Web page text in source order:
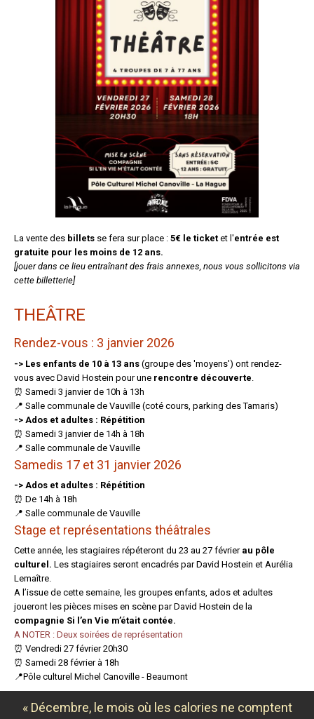
La vente des billets se fera sur place : 5€ le ticket et l'entrée est
gratuite pour les moins de 12 ans.
[jouer dans ce lieu entraînant des frais annexes, nous vous sollicitons via
cette billetterie]
THEÂTRE
Rendez-vous : 3 janvier 2026
-> Les enfants de 10 à 13 ans (groupe des 'moyens') ont rendez-
vous avec David Hostein pour une rencontre découverte
⏰ Samedi 3 janvier de 10h à 13h
📍 Salle communale de Vauville (coté cours, parking des Tamaris)
-> Ados et adultes : Répétition
⏰ Samedi 3 janvier de 14h à 18h
📍 Salle communale de Vauville
Samedis 17 et 31 janvier 2026
-> Ados et adultes : Répétition
⏰ De 14h à 18h
📍 Salle communale de Vauville
Stage et représentations théâtrales
Cette année, les stagiaires répéteront du 23 au 27 février au pôle
culturel. Les stagiaires seront encadrés par David Hostein et Aurélia
Lemaître.
A l’issue de cette semaine, les groupes enfants, ados et adultes
joueront les pièces mises en scène par David Hostein de la
compagnie Si l’en Vie m’était contée.
A NOTER : Deux soirées de représentation
⏰ Vendredi 27 février 20h30
⏰ Samedi 28 février à 18h
📍Pôle culturel Michel Canoville - Beaumont
« Décembre, le mois où les calories ne comptent